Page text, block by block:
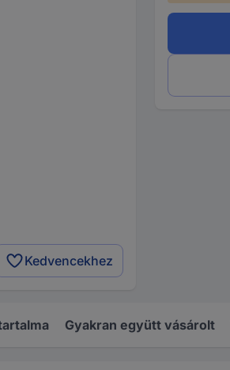
Kedvencekhez
Gyakran együtt vásárolt